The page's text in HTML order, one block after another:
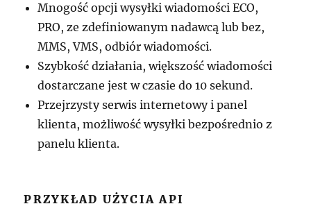
Mnogość opcji wysyłki wiadomości ECO,
PRO, ze zdefiniowanym nadawcą lub bez,
MMS, VMS, odbiór wiadomości.
Szybkość działania, większość wiadomości
dostarczane jest w czasie do 10 sekund.
Przejrzysty serwis internetowy i panel
klienta, możliwość wysyłki bezpośrednio z
panelu klienta.
PRZYKŁAD UŻYCIA API